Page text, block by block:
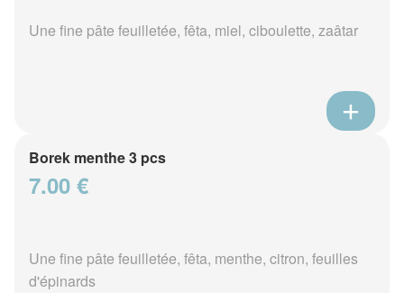
Une fine pâte feuilletée, fêta, miel, ciboulette, zaâtar
Borek menthe 3 pcs
7.00 €
Une fine pâte feuilletée, fêta, menthe, citron, feuilles
d'épinards